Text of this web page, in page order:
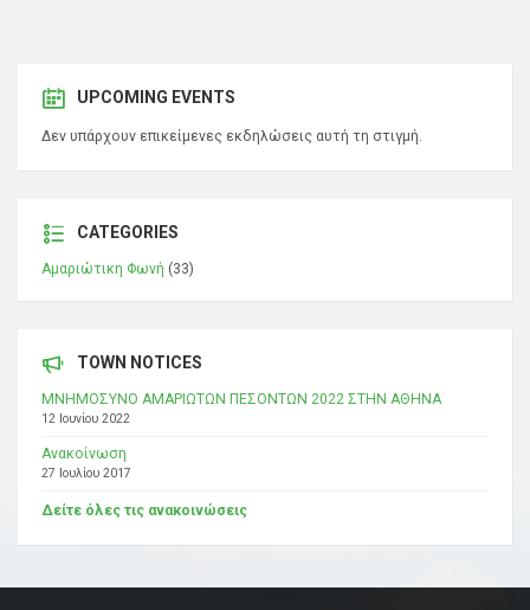
UPCOMING EVENTS
Δεν υπάρχουν επικείμενες εκδηλώσεις αυτή τη στιγμή.
CATEGORIES
Αμαριώτικη Φωνή (33)
TOWN NOTICES
ΜΝΗΜΟΣΥΝΟ ΑΜΑΡΙΩΤΩΝ ΠΕΣΟΝΤΩΝ 2022 ΣΤΗΝ ΑΘΗΝΑ
12 Ιουνίου 2022
Ανακοίνωση
27 Ιουλίου 2017
Δείτε όλες τις ανακοινώσεις